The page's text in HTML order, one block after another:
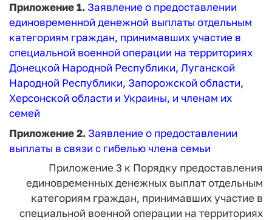
Приложение 1. Заявление о предоставлении
единовременной денежной выплаты отдельным
категориям граждан, принимавших участие в
специальной военной операции на территориях
Донецкой Народной Республики, Луганской
Народной Республики, Запорожской области,
Херсонской области и Украины, и членам их
семей
Приложение 2. Заявление о предоставлении
выплаты в связи с гибелью члена семьи
Приложение 3 к Порядку предоставления
единовременных денежных выплатотдельным
категориям граждан, принимавших участие в
специальной военной операции на территориях